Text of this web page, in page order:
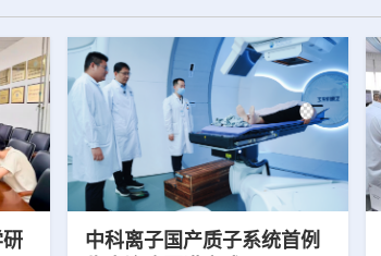
中科离子国产质子系统首例